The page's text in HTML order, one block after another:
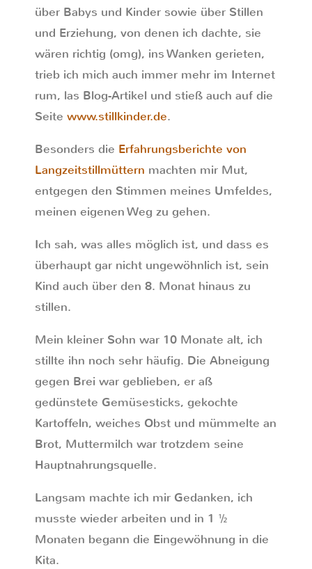
über Babys und Kinder sowie über Stillen
und Erziehung, von denen ich dachte, sie
wären richtig (omg), ins Wanken gerieten,
trieb ich mich auch immer mehr im Internet
rum, las Blog-Artikel und stieß auch auf die
Seite www.stillkinder.de.
Besonders die Erfahrungsberichte von
Langzeitstillmüttern machten mir Mut,
entgegen den Stimmen meines Umfeldes,
meinen eigenen Weg zu gehen.
Ich sah, was alles möglich ist, und dass es
überhaupt gar nicht ungewöhnlich ist, sein
Kind auch über den 8. Monat hinaus zu
stillen.
Mein kleiner Sohn war 10 Monate alt, ich
stillte ihn noch sehr häufig. Die Abneigung
gegen Brei war geblieben, er aß
gedünstete Gemüsesticks, gekochte
Kartoffeln, weiches Obst und mümmelte an
Brot, Muttermilch war trotzdem seine
Hauptnahrungsquelle.
Langsam machte ich mir Gedanken, ich
musste wieder arbeiten und in 1 ½
Monaten begann die Eingewöhnung in die
Kita.